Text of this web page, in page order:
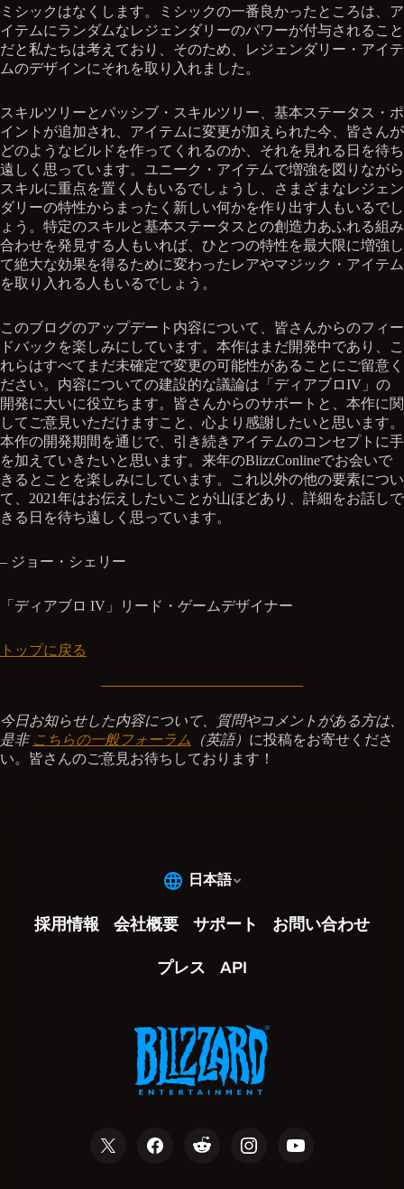
ミシックはなくします。ミシックの一番良かったところは、ア
イテムにランダムなレジェンダリーのパワーが付与されること
だと私たちは考えており、そのため、レジェンダリー・アイテ
ムのデザインにそれを取り入れました。
スキルツリーとパッシブ・スキルツリー、基本ステータス・ポ
イントが追加され、アイテムに変更が加えられた今、皆さんが
どのようなビルドを作ってくれるのか、それを見れる日を待ち
遠しく思っています。ユニーク・アイテムで増強を図りながら
スキルに重点を置く人もいるでしょうし、さまざまなレジェン
ダリーの特性からまったく新しい何かを作り出す人もいるでし
ょう。特定のスキルと基本ステータスとの創造力あふれる組み
合わせを発見する人もいれば、ひとつの特性を最大限に増強し
て絶大な効果を得るために変わったレアやマジック・アイテム
を取り入れる人もいるでしょう。
このブログのアップデート内容について、皆さんからのフィー
ドバックを楽しみにしています。本作はまだ開発中であり、こ
れらはすべてまだ未確定で変更の可能性があることにご留意く
ださい。内容についての建設的な議論は「ディアブロIV」の
開発に大いに役立ちます。皆さんからのサポートと、本作に関
してご意見いただけますこと、心より感謝したいと思います。
本作の開発期間を通じで、引き続きアイテムのコンセプトに手
を加えていきたいと思います。来年のBlizzConlineでお会いで
きるとことを楽しみにしています。これ以外の他の要素につい
て、2021年はお伝えしたいことが山ほどあり、詳細をお話しで
きる日を待ち遠しく思っています。
– ジョー・シェリー
「ディアブロ IV」リード・ゲームデザイナー
トップに戻る
今日お知らせした内容について、質問やコメントがある方は、
是非 こちらの一般フォーラム （英語） に投稿をお寄せくださ
い。皆さんのご意見お待ちしております！